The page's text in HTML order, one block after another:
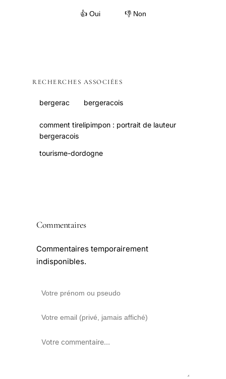
👍 Oui 👎 Non
RECHERCHES ASSOCIÉES
bergerac bergeracois
comment tirelipimpon : portrait de lauteur
bergeracois
tourisme-dordogne
Commentaires
Commentaires temporairement
indisponibles.